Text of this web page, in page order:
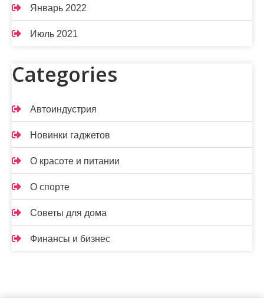
Январь 2022
Июль 2021
Categories
Автоиндустрия
Новинки гаджетов
О красоте и питании
О спорте
Советы для дома
Финансы и бизнес